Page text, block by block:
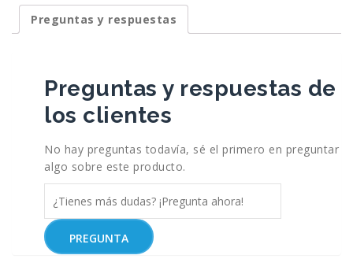
Preguntas y respuestas
Preguntas y respuestas de
los clientes
No hay preguntas todavía, sé el primero en preguntar
algo sobre este producto.